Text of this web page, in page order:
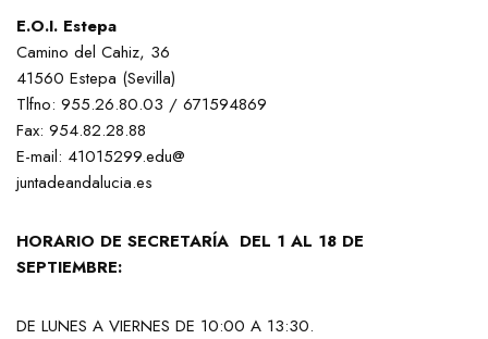
E.O.I. Estepa
Camino del Cahiz, 36
41560 Estepa (Sevilla)
Tlfno: 955.26.80.03 / 671594869
Fax: 954.82.28.88
E-mail: 41015299.edu@
juntadeandalucia.es
HORARIO DE SECRETARÍA DEL 1 AL 18 DE
SEPTIEMBRE:
DE LUNES A VIERNES DE 10:00 A 13:30.